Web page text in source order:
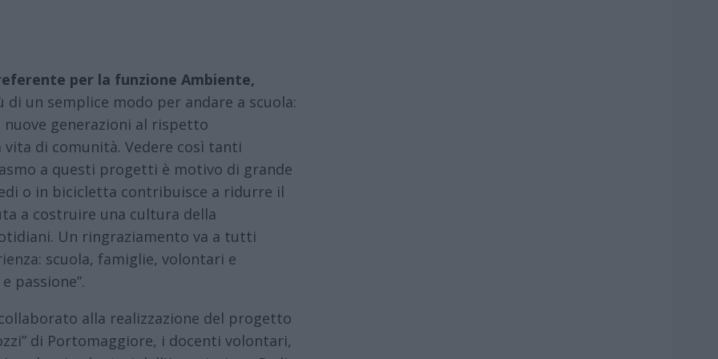
per la funzione Ambiente,
un semplice modo per andare a scuola:
nuove generazioni al rispetto
vita di comunità. Vedere così tanti
a questi progetti è motivo di grande
o in bicicletta contribuisce a ridurre il
a costruire una cultura della
Un ringraziamento va a tutti
scuola, famiglie, volontari e
passione”.
alla realizzazione del progetto
di Portomaggiore, i docenti volontari,